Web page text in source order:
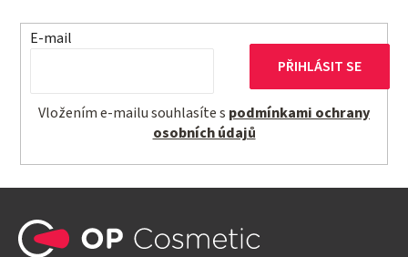
E-mail
Vložením e-mailu souhlasíte s podmínkami ochrany
osobních údajů
PŘIHLÁSIT SE